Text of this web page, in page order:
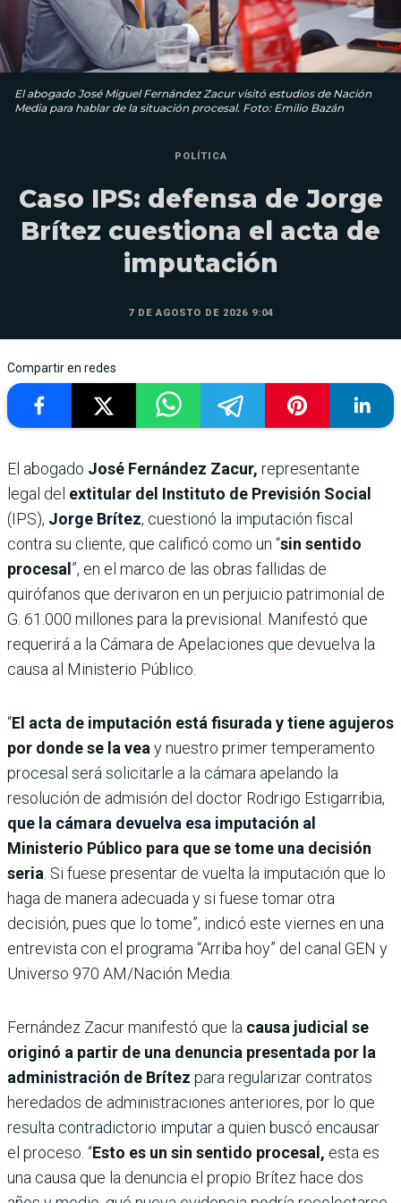
El abogado José Miguel Fernández Zacur visitó estudios de Nación
Media para hablar de la situación procesal. Foto: Emilio Bazán
POLÍTICA
Caso IPS: defensa de Jorge
Brítez cuestiona el acta de
imputación
7 DE AGOSTO DE 2026 9:04
Compartir en redes
El abogado José Fernández Zacur, representante
legal del extitular del Instituto de Previsión Social
(IPS), Jorge Brítez, cuestionó la imputación fiscal
contra su cliente, que calificó como un “sin sentido
procesal”, en el marco de las obras fallidas de
quirófanos que derivaron en un perjuicio patrimonial de
G. 61.000 millones para la previsional. Manifestó que
requerirá a la Cámara de Apelaciones que devuelva la
causa al Ministerio Público.
“El acta de imputación está fisurada y tiene agujeros
por donde se la vea y nuestro primer temperamento
procesal será solicitarle a la cámara apelando la
resolución de admisión del doctor Rodrigo Estigarribia,
que la cámara devuelva esa imputación al
Ministerio Público para que se tome una decisión
seria . Si fuese presentar de vuelta la imputación que lo
haga de manera adecuada y si fuese tomar otra
decisión, pues que lo tome”, indicó este viernes en una
entrevista con el programa “Arriba hoy” del canal GEN y
Universo 970 AM/Nación Media.
Fernández Zacur manifestó que la causa judicial se
originó a partir de una denuncia presentada por la
administración de Brítez para regularizar contratos
heredados de administraciones anteriores, por lo que
resulta contradictorio imputar a quien buscó encausar
el proceso. “Esto es un sin sentido procesal, esta es
una causa que la denuncia el propio Brítez hace dos